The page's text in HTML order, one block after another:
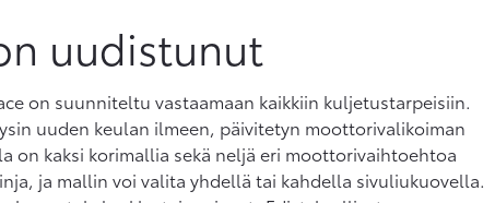
uudistunut
on suunniteltu vastaamaan kaikkiin kuljetustarpeisiin.
uuden keulan ilmeen, päivitetyn moottorivalikoiman
on kaksi korimallia sekä neljä eri moottorivaihtoehtoa
ja mallin voi valita yhdellä tai kahdella sivuliukuovella.